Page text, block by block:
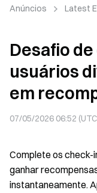
Anúncios Latest
Desafio
usuários
em
07/05/2026 06:52
Complete os check-
ganhar
instantaneamente.